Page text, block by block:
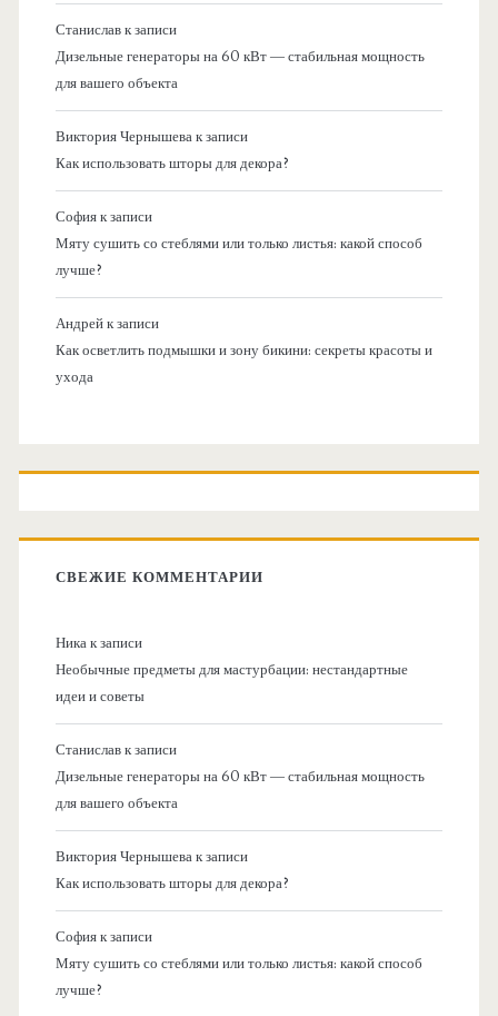
Станиславк записи
Дизельные генераторы на 60 кВт — стабильная мощность
для вашего объекта
Виктория Чернышевак записи
Как использовать шторы для декора?
Софияк записи
Мяту сушить со стеблями или только листья: какой способ
лучше?
Андрейк записи
Как осветлить подмышки и зону бикини: секреты красоты и
ухода
СВЕЖИЕ КОММЕНТАРИИ
Никак записи
Необычные предметы для мастурбации: нестандартные
идеи и советы
Станиславк записи
Дизельные генераторы на 60 кВт — стабильная мощность
для вашего объекта
Виктория Чернышевак записи
Как использовать шторы для декора?
Софияк записи
Мяту сушить со стеблями или только листья: какой способ
лучше?